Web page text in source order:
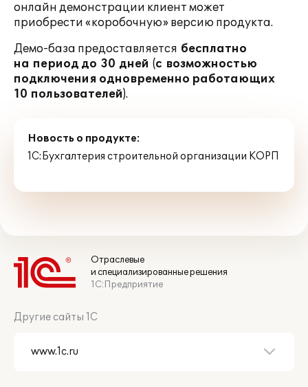
онлайн демонстрации клиент может
приобрести «коробочную» версию продукта.
Демо-база предоставляется бесплатно
на период до 30 дней (с возможностью
подключения одновременно работающих
10 пользователей).
Новость о продукте:
1С:Бухгалтерия строительной организации КОРП
Отраслевые
и специализированные решения
1С:Предприятие
Другие сайты 1С